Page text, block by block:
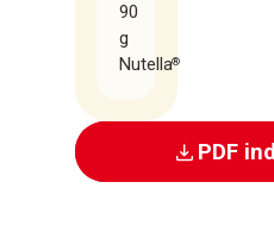
90
g
Nutella®
PDF